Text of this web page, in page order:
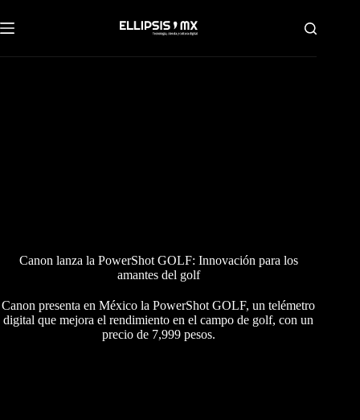
al
contenido
Canon lanza la PowerShot GOLF: Innovación para los
amantes del golf
Canon presenta en México la PowerShot GOLF, un telémetro
digital que mejora el rendimiento en el campo de golf, con un
precio de 7,999 pesos.